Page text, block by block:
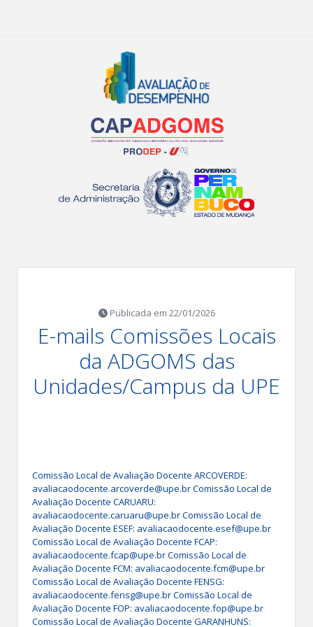
Publicada em 22/01/2026
E-mails Comissões Locais
da ADGOMS das
Unidades/Campus da UPE
Comissão Local de Avaliação Docente ARCOVERDE:
avaliacaodocente.arcoverde@upe.br Comissão Local de
Avaliação Docente CARUARU:
avaliacaodocente.caruaru@upe.br Comissão Local de
Avaliação Docente ESEF: avaliacaodocente.esef@upe.br
Comissão Local de Avaliação Docente FCAP:
avaliacaodocente.fcap@upe.br Comissão Local de
Avaliação Docente FCM: avaliacaodocente.fcm@upe.br
Comissão Local de Avaliação Docente FENSG:
avaliacaodocente.fensg@upe.br Comissão Local de
Avaliação Docente FOP: avaliacaodocente.fop@upe.br
Comissão Local de Avaliação Docente GARANHUNS: